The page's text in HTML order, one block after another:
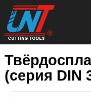
(серия DIN